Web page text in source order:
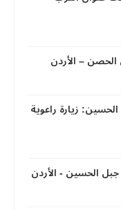
الحصن – الأردن
زيارة راعوية
الحسين - الأردن